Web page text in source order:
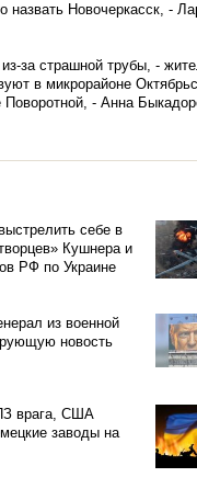
назвать Новочеркасск, -
за страшной трубы, -
в микрорайоне
- Анна
себе в
Кушнера и
РФ по Украине
из военной
новость
врага, США
заводы на